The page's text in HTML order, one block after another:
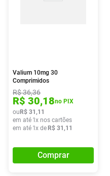
Valium 10mg 30
Comprimidos
R$36,36
R$ 30,18no PIX
ou R$ 31 ,11
em até 1x nos cartões
em até 1x de R$ 31 ,11
Comprar